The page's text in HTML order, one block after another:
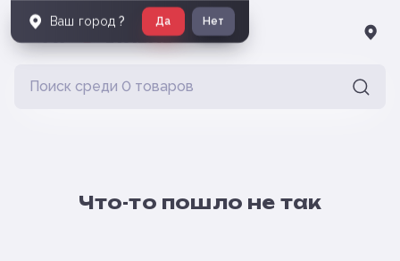
Что-то пошло не так
Ваш город ? Да Нет